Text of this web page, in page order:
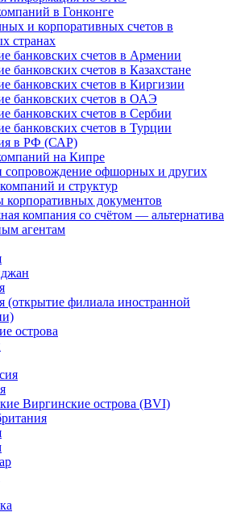
в Гонконге
и корпоративных счетов в
странах
банковских счетов в Армении
банковских счетов в Казахстане
банковских счетов в Киргизии
банковских счетов в ОАЭ
банковских счетов в Сербии
банковских счетов в Турции
в РФ (САР)
на Кипре
сопровождение офшорных и других
и структур
корпоративных документов
компания со счётом — альтернатива
агентам
(открытие филиала иностранной
острова
Виргинские острова (BVI)